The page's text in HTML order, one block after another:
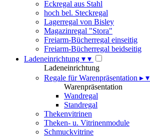
Eckregal aus Stahl
hoch bel. Steckregal
Lagerregal von Bisley
Magazinregal "Stora"
Freiarm-Bücherregal einseitig
Freiarm-Bücherregal beidseitig
Ladeneinrichtung ▾ ▾
Ladeneinrichtung
Regale für Warenpräsentation ▸ ▾
Warenpräsentation
Wandregal
Standregal
Thekenvitrinen
Theken- u. Vitrinenmodule
Schmuckvitrine